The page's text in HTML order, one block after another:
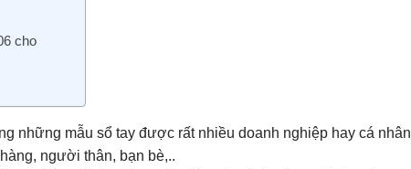
cho
những mẫu sổ tay được rất nhiều doanh nghiệp hay cá nhân
người thân, bạn bè,..